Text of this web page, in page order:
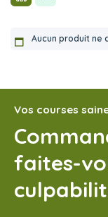
Aucun produit ne
Vos courses
faites-